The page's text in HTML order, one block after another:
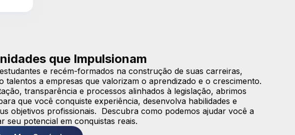
que Impulsionam
e recém-formados na construção de suas carreiras,
talentos a empresas que valorizam o aprendizado e o crescimento.
transparência e processos alinhados à legislação, abrimos
que você conquiste experiência, desenvolva habilidades e
objetivos profissionais. Descubra como podemos ajudar você a
seu potencial em conquistas reais.